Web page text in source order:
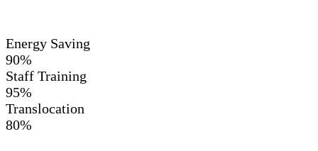
Energy Saving
90%
Staff Training
95%
Translocation
80%